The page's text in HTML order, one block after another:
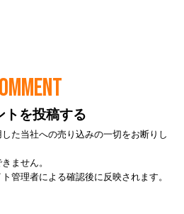
トを投稿する
た当社への売り込みの一切をお断りし
ません。
管理者による確認後に反映されます。